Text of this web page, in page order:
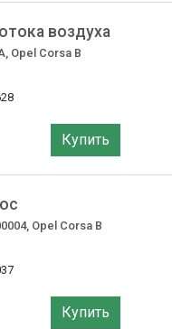
воздуха
Opel Corsa B
Купить
Opel Corsa B
Купить